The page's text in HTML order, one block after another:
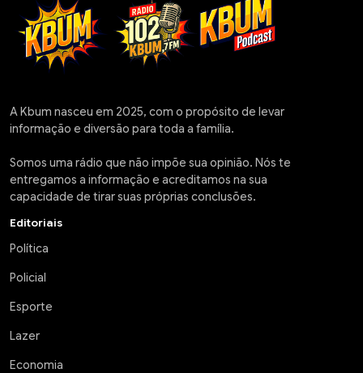
A Kbum nasceu em 2025, com o propósito de levar
informação e diversão para toda a família.
Somos uma rádio que não impõe sua opinião. Nós te
entregamos a informação e acreditamos na sua
capacidade de tirar suas próprias conclusões.
Editoriais
Política
Policial
Esporte
Lazer
Economia